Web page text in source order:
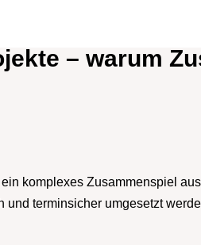
– warum
komplexes Zusammenspiel
terminsicher umgesetzt